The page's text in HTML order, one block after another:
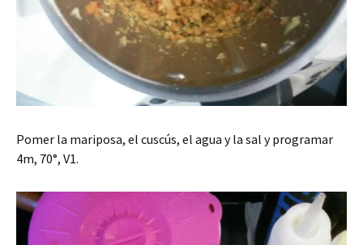
Pomer la mariposa, el cuscús, el agua y la sal y programar
4m, 70°, V1.